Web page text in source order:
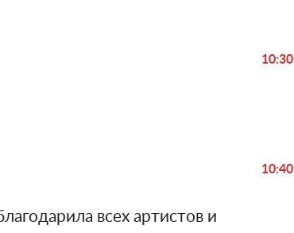
всех артистов и
10:30
10:40